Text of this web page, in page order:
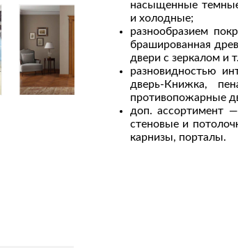
Настольные лампы
Потолочные светильники
Светильники
Светодиодные ленты
Споты
Камины
Клеи,
пены
Лаки и
Лепнина
Напольные
Обои
Плитка
насыщенные
и холодные;
разнообразием
брашированная
двери с зеркалом и
разновидностью
дверь-Книжка,
противопожарные
доп. ассортимент
стеновые и
карнизы, порталы.